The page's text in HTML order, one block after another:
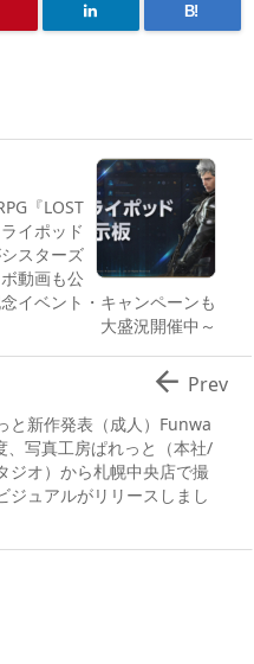
B!
『LOST
イポッド
スターズ
動画も公
イベント・キャンペーンも
大盛況開催中～
と新作発表（成人）Funwa
写真工房ぱれっと（本社/
ジオ）から札幌中央店で撮
ジュアルがリリースしまし
 Prev